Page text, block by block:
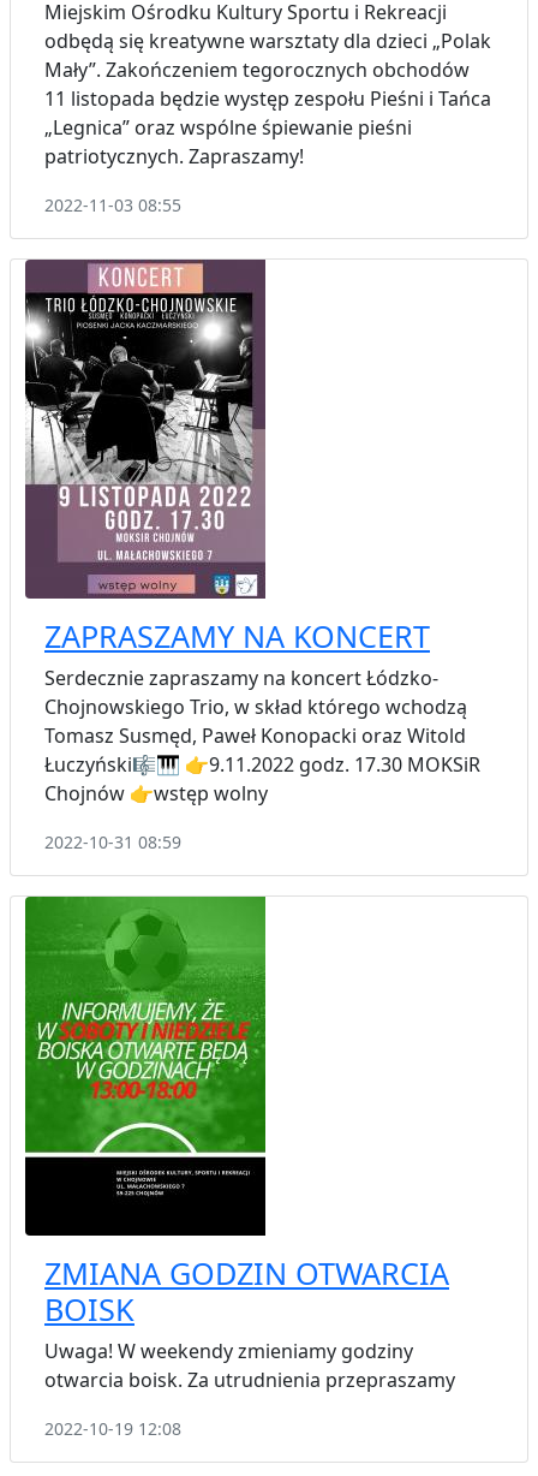
Miejskim Ośrodku Kultury Sportu i Rekreacji
odbędą się kreatywne warsztaty dla dzieci „Polak
Mały”. Zakończeniem tegorocznych obchodów
11 listopada będzie występ zespołu Pieśni i Tańca
„Legnica” oraz wspólne śpiewanie pieśni
patriotycznych. Zapraszamy!
2022-11-03 08:55
ZAPRASZAMY NA KONCERT
Serdecznie zapraszamy na koncert Łódzko-
Chojnowskiego Trio, w skład którego wchodzą
Tomasz Susmęd, Paweł Konopacki oraz Witold
Łuczyński🎼🎹 👉9.11.2022 godz. 17.30 MOKSiR
Chojnów 👉wstęp wolny
2022-10-31 08:59
ZMIANA GODZIN OTWARCIA
BOISK
Uwaga! W weekendy zmieniamy godziny
otwarcia boisk. Za utrudnienia przepraszamy
2022-10-19 12:08